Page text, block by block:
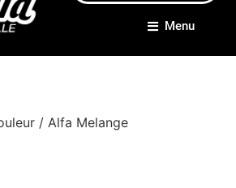
Menu
/ Alfa Melange